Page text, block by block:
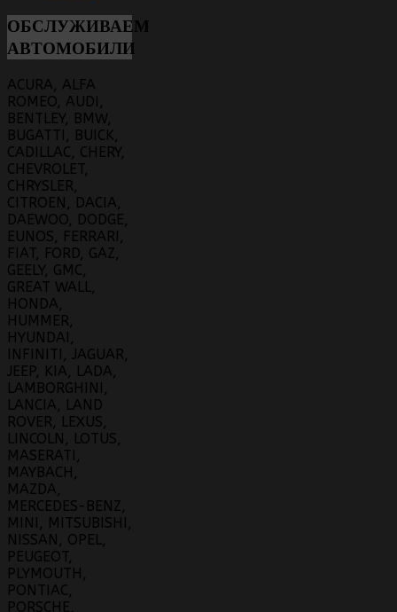
ОБСЛУЖИВАЕМ
АВТОМОБИЛИ
ACURA, ALFA
ROMEO, AUDI,
BENTLEY, BMW,
BUGATTI, BUICK,
CADILLAC, CHERY,
CHEVROLET,
CHRYSLER,
CITROEN, DACIA,
DAEWOO, DODGE,
EUNOS, FERRARI,
FIAT, FORD, GAZ,
GEELY, GMC,
GREAT WALL,
HONDA,
HUMMER,
HYUNDAI,
INFINITI, JAGUAR,
JEEP, KIA, LADA,
LAMBORGHINI,
LANCIA, LAND
ROVER, LEXUS,
LINCOLN, LOTUS,
MASERATI,
MAYBACH,
MAZDA,
MERCEDES-BENZ,
MINI, MITSUBISHI,
NISSAN, OPEL,
PEUGEOT,
PLYMOUTH,
PONTIAC,
PORSCHE,